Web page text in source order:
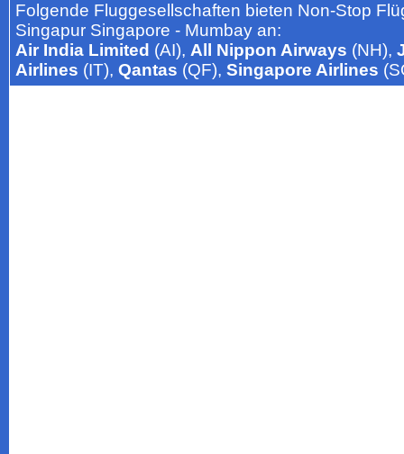
Folgende Fluggesellschaften bieten Non-Stop
Singapur Singapore - Mumbay an:
Air India Limited (AI), All Nippon Airways (NH),
Airlines (IT), Qantas (QF), Singapore Airlines